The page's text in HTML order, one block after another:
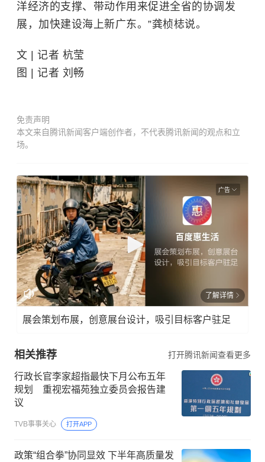
洋经济的支撑、带动作用来促进全省的协调发
展，加快建设海上新广东。”龚桢梽说。
文 | 记者 杭莹
图 | 记者 刘畅
免责声明
本文来自腾讯新闻客户端创作者，不代表腾讯新闻的观点和立
场。
广告
了解详情
展会策划布展，创意展台设计，吸引目标客户驻足
相关推荐 打开腾讯新闻查看更多
行政长官李家超指最快下月公布五年
规划 重视宏福苑独立委员会报告建
议
TVB事事关心 打开APP
政策“组合拳”协同显效 下半年高质量发